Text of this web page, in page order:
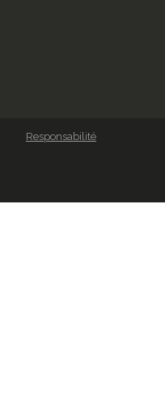
Responsabilité